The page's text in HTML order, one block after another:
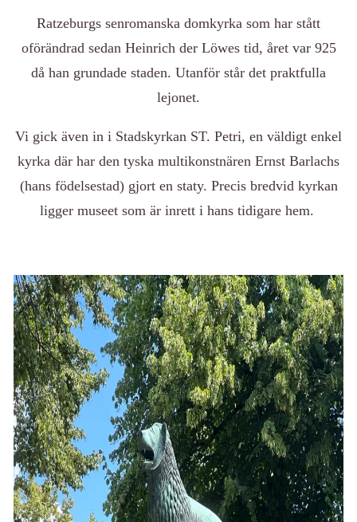
Ratzeburgs senromanska domkyrka som har stått
oförändrad sedan Heinrich der Löwes tid, året var 925
då han grundade staden. Utanför står det praktfulla
lejonet.
Vi gick även in i Stadskyrkan ST. Petri, en väldigt enkel
kyrka där har den tyska multikonstnären Ernst Barlachs
(hans födelsestad) gjort en staty. Precis bredvid kyrkan
ligger museet som är inrett i hans tidigare hem.